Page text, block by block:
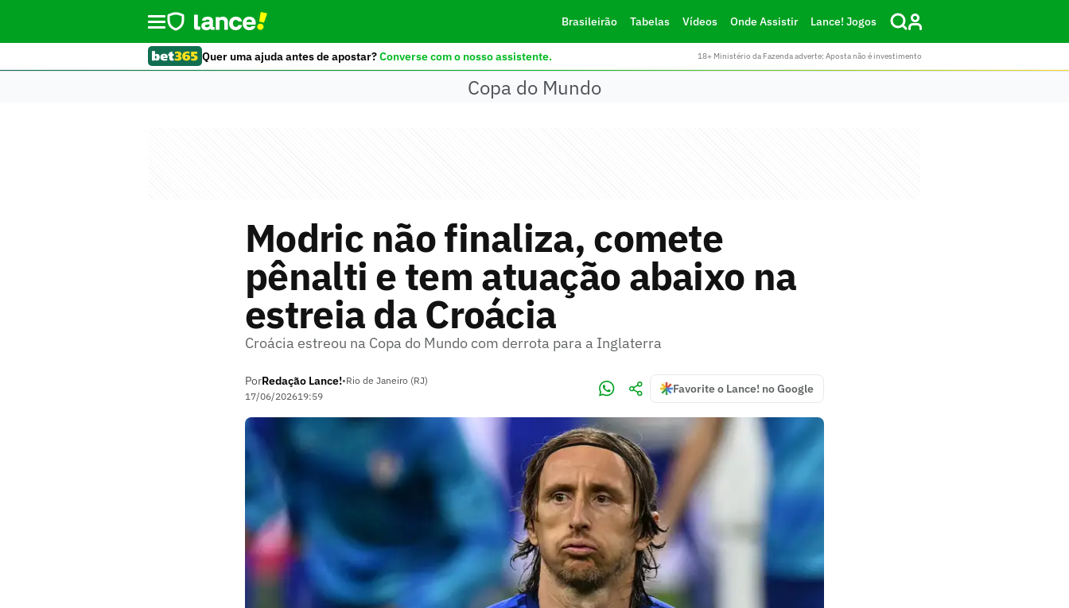
Brasileirão Tabelas Vídeos Onde Assistir Lance! Jogos
Quer uma ajuda antes de apostar?Converse com o nosso assistente. 18+ Ministério da Fazenda adverte: Aposta não é investimento
Copa do Mundo
Modric não finaliza, comete
pênalti e tem atuação abaixo na
estreia da Croácia
Croácia estreou na Copa do Mundo com derrota para a Inglaterra
PorRedação Lance!•Rio de Janeiro (RJ)
17/06/202619:59
Favorite o Lance! no Google